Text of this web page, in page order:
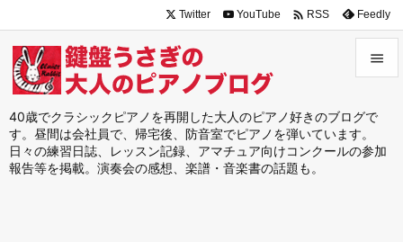
40歳でクラシックピアノを再開した大人のピアノ好きのブログで
す。昼間は会社員で、帰宅後、防音室でピアノを弾いています。
日々の練習日誌、レッスン記録、アマチュア向けコンクールの参加
報告等を掲載。演奏会の感想、楽譜・音楽書の話題も。

メニュ

サイド
Twitter YouTube  RSS Feedly